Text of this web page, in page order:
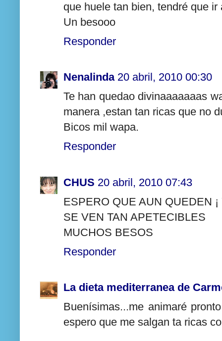
que huele tan bien, tendré que
Un besooo
Responder
Nenalinda 20 abril, 2010 00:30
Te han quedao divinaaaaaaas
manera ,estan tan ricas que no
Bicos mil wapa.
Responder
CHUS 20 abril, 2010 07:43
ESPERO QUE AUN QUEDEN
SE VEN TAN APETECIBLES
MUCHOS BESOS
Responder
La dieta mediterranea de
Buenísimas...me animaré
espero que me salgan ta ricas